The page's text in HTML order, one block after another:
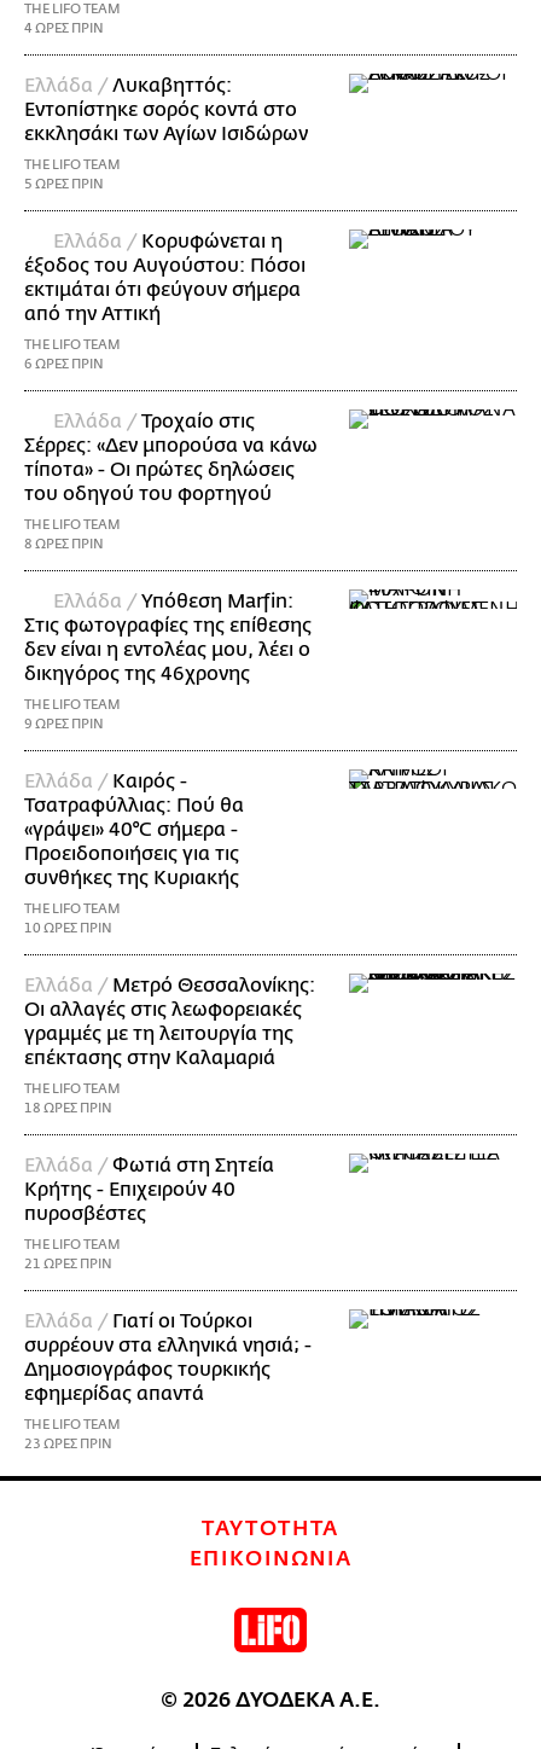
THE LIFO TEAM
4 ΩΡΕΣ ΠΡΙΝ
Ελλάδα / Λυκαβηττός:
Εντοπίστηκε σορός κοντά στο
εκκλησάκι των Αγίων Ισιδώρων
THE LIFO TEAM
5 ΩΡΕΣ ΠΡΙΝ
Ελλάδα / Κορυφώνεται η
έξοδος του Αυγούστου: Πόσοι
εκτιμάται ότι φεύγουν σήμερα
από την Αττική
THE LIFO TEAM
6 ΩΡΕΣ ΠΡΙΝ
Ελλάδα / Τροχαίο στις
Σέρρες: «Δεν μπορούσα να κάνω
τίποτα» - Οι πρώτες δηλώσεις
του οδηγού του φορτηγού
THE LIFO TEAM
8 ΩΡΕΣ ΠΡΙΝ
Ελλάδα / Υπόθεση Marfin:
Στις φωτογραφίες της επίθεσης
δεν είναι η εντολέας μου, λέει ο
δικηγόρος της 46χρονης
THE LIFO TEAM
9 ΩΡΕΣ ΠΡΙΝ
Ελλάδα / Καιρός -
Τσατραφύλλιας: Πού θα
«γράψει» 40°C σήμερα -
Προειδοποιήσεις για τις
συνθήκες της Κυριακής
THE LIFO TEAM
10 ΩΡΕΣ ΠΡΙΝ
Ελλάδα / Μετρό Θεσσαλονίκης:
Οι αλλαγές στις λεωφορειακές
γραμμές με τη λειτουργία της
επέκτασης στην Καλαμαριά
THE LIFO TEAM
18 ΩΡΕΣ ΠΡΙΝ
Ελλάδα / Φωτιά στη Σητεία
Κρήτης - Επιχειρούν 40
πυροσβέστες
THE LIFO TEAM
21 ΩΡΕΣ ΠΡΙΝ
Ελλάδα / Γιατί οι Τούρκοι
συρρέουν στα ελληνικά νησιά; -
Δημοσιογράφος τουρκικής
εφημερίδας απαντά
THE LIFO TEAM
23 ΩΡΕΣ ΠΡΙΝ
ΤΑΥΤΟΤΗΤΑ
ΕΠΙΚΟΙΝΩΝΙΑ
© 2026 ΔΥΟΔΕΚΑ Α.Ε.